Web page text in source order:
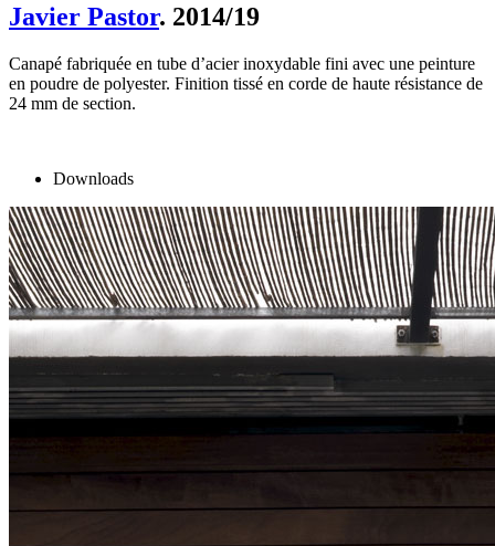
Javier Pastor. 2014/19
Canapé fabriquée en tube d’acier inoxydable fini avec une peinture
en poudre de polyester. Finition tissé en corde de haute résistance de
24 mm de section.
Downloads